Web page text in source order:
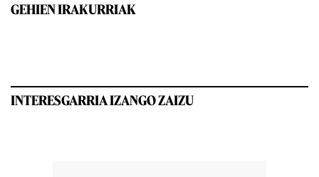
GEHIEN IRAKURRIAK
INTERESGARRIA IZANGO ZAIZU